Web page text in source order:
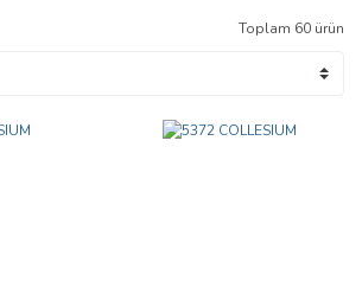
Toplam 60 ürün